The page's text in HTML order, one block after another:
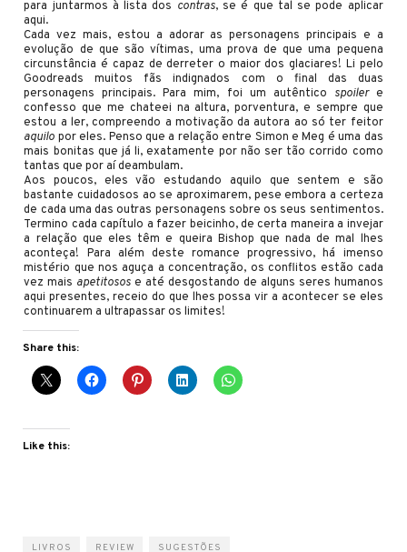
para juntarmos à lista dos contras, se é que tal se pode aplicar
aqui.
Cada vez mais, estou a adorar as personagens principais e a
evolução de que são vítimas, uma prova de que uma pequena
circunstância é capaz de derreter o maior dos glaciares! Li pelo
Goodreads muitos fãs indignados com o final das duas
personagens principais. Para mim, foi um autêntico spoilere
confesso que me chateei na altura, porventura, e sempre que
estou a ler, compreendo a motivação da autora ao só ter feitor
aquilo por eles. Penso que a relação entre Simon e Meg é uma das
mais bonitas que já li, exatamente por não ser tão corrido como
tantas que por aí deambulam.
Aos poucos, eles vão estudando aquilo que sentem e são
bastante cuidadosos ao se aproximarem, pese embora a certeza
de cada uma das outras personagens sobre os seus sentimentos.
Termino cada capítulo a fazer beicinho, de certa maneira a invejar
a relação que eles têm e queira Bishop que nada de mal lhes
aconteça! Para além deste romance progressivo, há imenso
mistério que nos aguça a concentração, os conflitos estão cada
vez mais apetitosose até desgostando de alguns seres humanos
aqui presentes, receio do que lhes possa vir a acontecer se eles
continuarem a ultrapassar os limites!
Share this:
Like this:
LIVROS REVIEW SUGESTÕES